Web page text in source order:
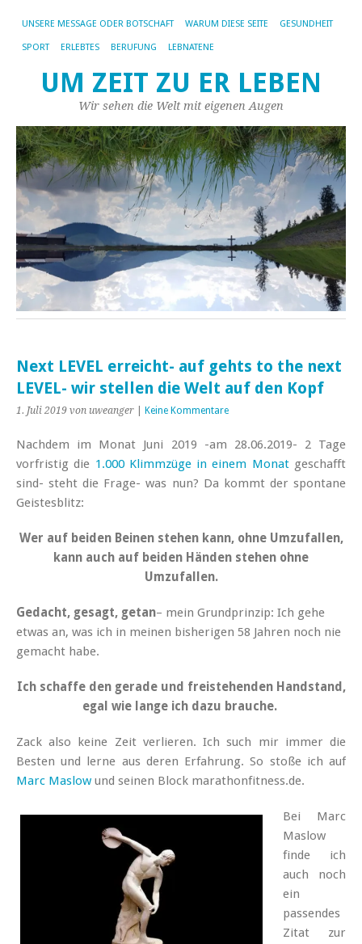
UNSERE MESSAGE ODER BOTSCHAFT WARUM DIESE SEITE GESUNDHEIT
SPORT ERLEBTES BERUFUNG LEBNATENE
UM ZEIT ZU ER LEBEN
Wir sehen die Welt mit eigenen Augen
Next LEVEL erreicht- auf gehts to the next
LEVEL- wir stellen die Welt auf den Kopf
1. Juli 2019 von uweanger Keine Kommentare
Nachdem im Monat Juni 2019 -am 28.06.2019- 2 Tage
vorfristig die 1.000 Klimmzüge in einem Monatgeschafft
sind- steht die Frage- was nun? Da kommt der spontane
Geistesblitz:
Wer auf beiden Beinen stehen kann, ohne Umzufallen,
kann auch auf beiden Händen stehen ohne
Umzufallen.
Gedacht, gesagt, getan– mein Grundprinzip: Ich gehe
etwas an, was ich in meinen bisherigen 58 Jahren noch nie
gemacht habe.
Ich schaffe den gerade und freistehenden Handstand,
egal wie lange ich dazu brauche.
Zack also keine Zeit verlieren. Ich such mir immer die
Besten und lerne aus deren Erfahrung. So stoße ich auf
Marc Maslow und seinen Block marathonfitness.de.
Bei Marc
Maslow
finde ich
auch noch
ein
passendes
Zitat zur